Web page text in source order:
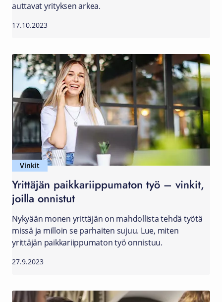
auttavat yrityksen arkea.
17.10.2023
Vinkit
Yrittäjän paikkariippumaton työ – vinkit,
joilla onnistut
Nykyään monen yrittäjän on mahdollista tehdä työtä
missä ja milloin se parhaiten sujuu. Lue, miten
yrittäjän paikkariippumaton työ onnistuu.
27.9.2023